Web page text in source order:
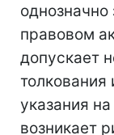
правовом
допускает
указания
возникает